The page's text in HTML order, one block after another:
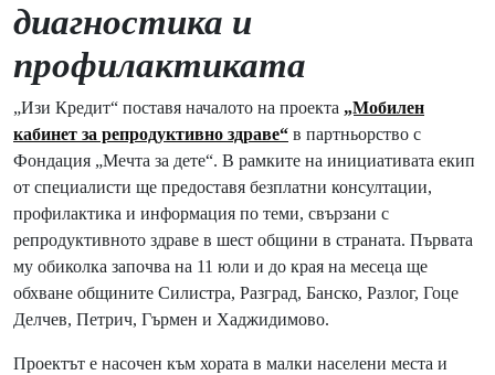
диагностика и
профилактиката
„Изи Кредит“ поставя началото на проекта „Мобилен
кабинет за репродуктивно здраве“ в партньорство с
Фондация „Мечта за дете“. В рамките на инициативата екип
от специалисти ще предоставя безплатни консултации,
профилактика и информация по теми, свързани с
репродуктивното здраве в шест общини в страната. Първата
му обиколка започва на 11 юли и до края на месеца ще
обхване общините Силистра, Разград, Банско, Разлог, Гоце
Делчев, Петрич, Гърмен и Хаджидимово.
Проектът е насочен към хората в малки населени места и